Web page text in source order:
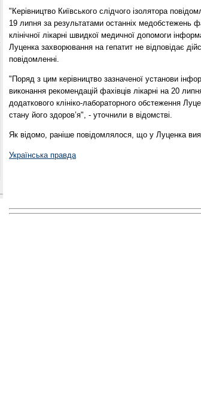
"Керівництво Київського слідчого ізолятора
19 липня за результатами останніх медобстежень
клінічної лікарні швидкої медичної допомоги
Луценка захворювання на гепатит не відповідає
повідомленні.
"Поряд з цим керівництво зазначеної установи
виконання рекомендацій фахівців лікарні на 20
додаткового клініко-лабораторного обстеження
стану його здоров’я", - уточнили в відомстві.
Як відомо, раніше повідомлялося, що у Луценка
Українська правда